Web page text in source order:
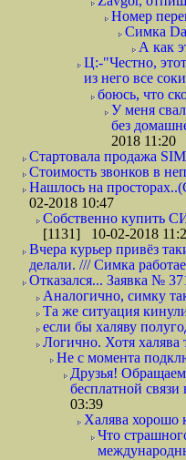
Номер
Симка
А как
Ц:-"Честно,
из него все
боюсь, что
У меня
без
2018 11:20
Стартовала продажа
Стоимость звонков в
Нашлось на
02-2018 10:47
Собственно купить
[1131] 10-02-2018
Вчера курьер привёз
делали. /// Симка
Отказался... Заявка №
Аналогично, симку
Та же ситуация
если бы халяву
Логично. Хотя халява
Не с момента
Друзья!
бесплатной
03:39
Халява хорошо
Что